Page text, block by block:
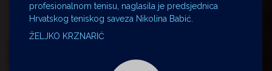
profesionalnom tenisu, naglasila je predsjednica
Hrvatskog teniskog saveza Nikolina Babić.
ŽELJKO KRZNARIĆ